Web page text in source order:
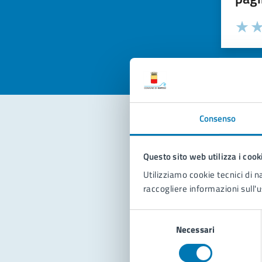
Consenso
Questo sito web utilizza i
Utilizziamo cookie tecnici di
raccogliere informazioni
Necessari
Valuta